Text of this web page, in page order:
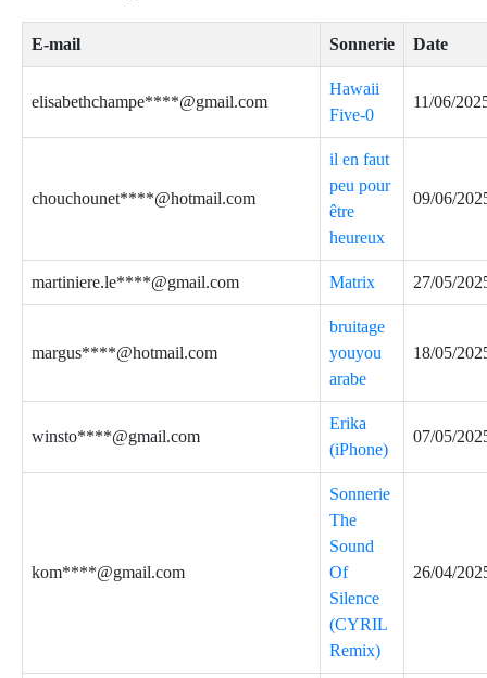
E-mail Sonnerie Date
elisabethchampe****@gmail.com
Hawaii
Five-0
11/06/
chouchounet****@hotmail.com
il en faut
peu pour
être
heureux
09/06/
martiniere.le****@gmail.com Matrix 27/05/
margus****@hotmail.com
bruitage
youyou
arabe
18/05/
winsto****@gmail.com
Erika
(iPhone)
07/05/
kom****@gmail.com
Sonnerie
The
Sound
Of
Silence
(CYRIL
Remix)
26/04/